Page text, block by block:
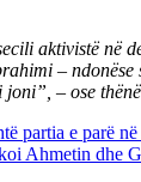
aktivistë në
– ndonëse
– ose
partia e parë
Ahmetin dhe